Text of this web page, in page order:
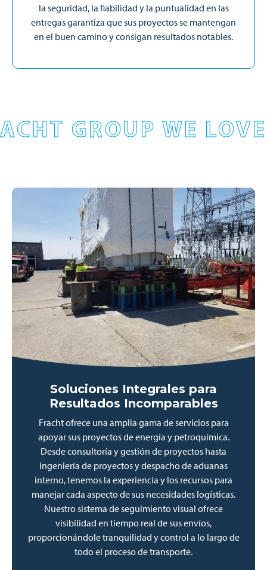
la seguridad, la fiabilidad y la puntualidad en las
entregas garantiza que sus proyectos se mantengan
en el buen camino y consigan resultados notables.
GROUP WE
Soluciones Integrales para
Resultados Incomparables
Fracht ofrece una amplia gama de servicios para
apoyar sus proyectos de energía y petroquímica.
Desde consultoría y gestión de proyectos hasta
ingeniería de proyectos y despacho de aduanas
interno, tenemos la experiencia y los recursos para
manejar cada aspecto de sus necesidades logísticas.
Nuestro sistema de seguimiento visual ofrece
visibilidad en tiempo real de sus envíos,
proporcionándole tranquilidad y control a lo largo de
todo el proceso de transporte.